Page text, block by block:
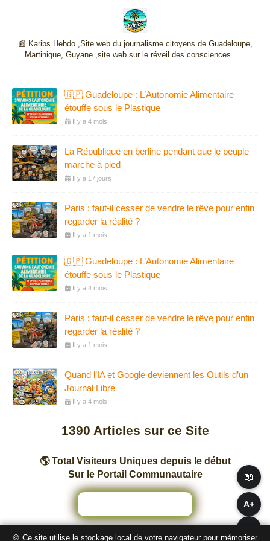
A+
📖
📰 Karibs Hebdo ,Site web du journalisme citoyens de Guadeloupe,
Martinique, Guyane ,site web sur le réveil des consciences .....
🇬🇵 Guadeloupe : L’Autonomie Alimentaire
étouffe sous le Plastique
Il y a 4 mois
La République en berline pendant que le peuple
marche à pied
Il y a 17 jours
Paris : faut-il cesser de vendre le rêve pour enfin
regarder la réalité ?
Il y a 1 mois
🇬🇵 Guadeloupe : L’Autonomie Alimentaire
étouffe sous le Plastique
Il y a 4 mois
Paris : faut-il cesser de vendre le rêve pour enfin
regarder la réalité ?
Il y a 1 mois
Quand l’IA et Google deviennent les Outils d’un
Journal Libre
Il y a 4 mois
1390 Articles sur ce Site
🌎 Total Visiteurs Uniques depuis le début
Sur le Portail Communautaire
🍪 Ce site utilise le stockage local de votre navigateur pour mémoriser